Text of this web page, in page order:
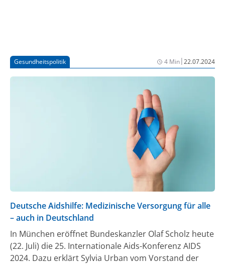
Gesundheitspolitik 4 Min|22.07.2024
Deutsche Aidshilfe: Medizinische Versorgung für alle
– auch in Deutschland
In München eröffnet Bundeskanzler Olaf Scholz heute
(22. Juli) die 25. Internationale Aids-Konferenz AIDS
2024. Dazu erklärt Sylvia Urban vom Vorstand der